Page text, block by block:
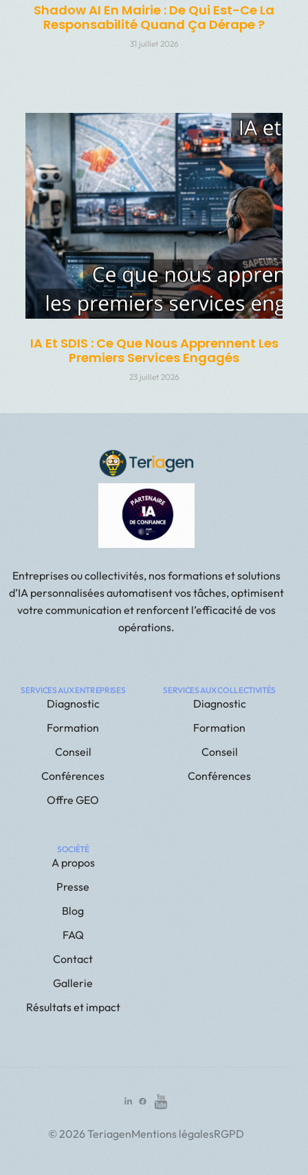
Shadow AI En Mairie : De Qui Est-Ce La
Responsabilité Quand Ça Dérape ?
31 juillet 2026
IA Et SDIS : Ce Que Nous Apprennent Les
Premiers Services Engagés
23 juillet 2026
Entreprises ou collectivités, nos formations et solutions
d’IA personnalisées automatisent vos tâches, optimisent
votre communication et renforcent l’efficacité de vos
opérations.
SERVICES AUX ENTREPRISES
Diagnostic
Formation
Conseil
Conférences
Offre GEO
SERVICES AUX COLLECTIVITÉS
Diagnostic
Formation
Conseil
Conférences
SOCIÉTÉ
A propos
Presse
Blog
FAQ
Contact
Gallerie
Résultats et impact
© 2026 TeriagenMentions légalesRGPD